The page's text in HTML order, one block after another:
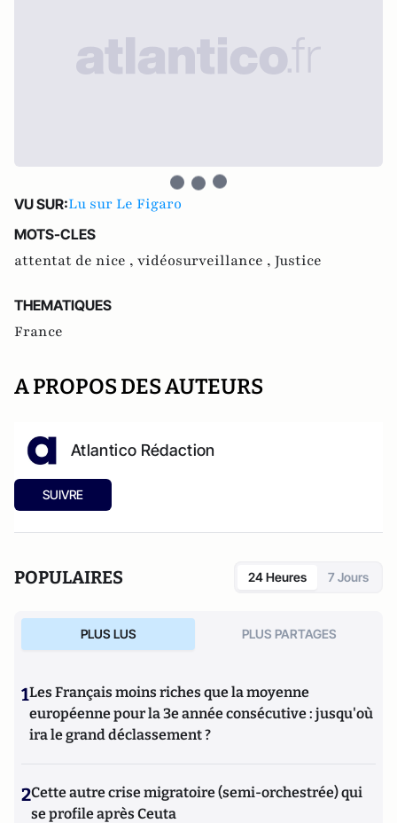
VU SUR:Lu sur Le Figaro
MOTS-CLES
attentat de nice , vidéosurveillance , Justice
THEMATIQUES
France
A PROPOS DES AUTEURS
Atlantico Rédaction
SUIVRE
POPULAIRES 24 Heures 7 Jours
PLUS LUS PLUS PARTAGES
1Les Français moins riches que la moyenne
européenne pour la 3e année consécutive : jusqu'où
ira le grand déclassement ?
2Cette autre crise migratoire (semi-orchestrée) qui
se profile après Ceuta